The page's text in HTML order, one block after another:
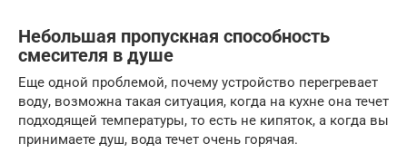
Небольшая пропускная способность
смесителя в душе
Еще одной проблемой, почему устройство перегревает
воду, возможна такая ситуация, когда на кухне она течет
подходящей температуры, то есть не кипяток, а когда вы
принимаете душ, вода течет очень горячая.